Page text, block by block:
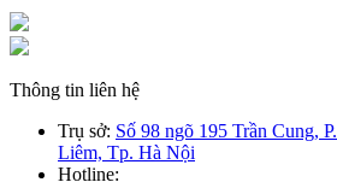
Thông tin liên hệ
Trụ sở: Số 98 ngõ 195 Trần Cung,
Liêm, Tp. Hà Nội
Hotline: